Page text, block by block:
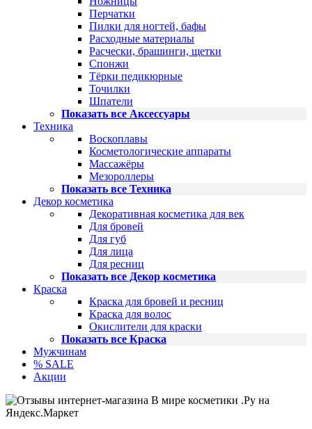
Перчатки
Пилки для ногтей, бафы
Расходные материалы
Расчески, брашинги, щетки
Спонжи
Тёрки педикюрные
Точилки
Шпатели
Показать все Аксессуары
Техника
Воскоплавы
Косметологические аппараты
Массажёры
Мезороллеры
Показать все Техника
Декор косметика
Декоративная косметика для век
Для бровей
Для губ
Для лица
Для ресниц
Показать все Декор косметика
Краска
Краска для бровей и ресниц
Краска для волос
Окислители для краски
Показать все Краска
Мужчинам
% SALE
Акции